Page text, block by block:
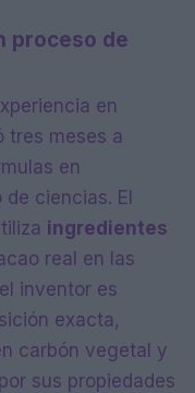
proceso de
en
tres meses a
en
ciencias. El
ingredientes
real en las
inventor es
exacta,
carbón vegetal y
sus propiedades